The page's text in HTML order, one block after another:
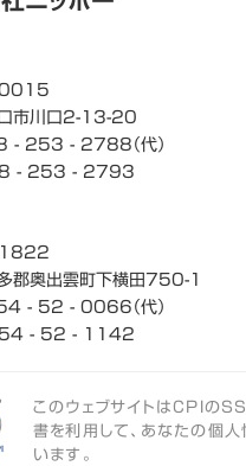
市川口 2-13-20
- 253 - 2788（代）
- 253 - 2793
郡奥出雲町 下横田750-1
- 52 - 0066（代）
- 52 - 1142
このウェブサイトはCPIの
書を利用して、あなたの個人
います。